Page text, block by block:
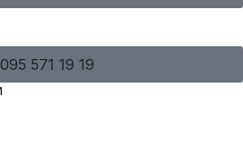
095 571 19 19